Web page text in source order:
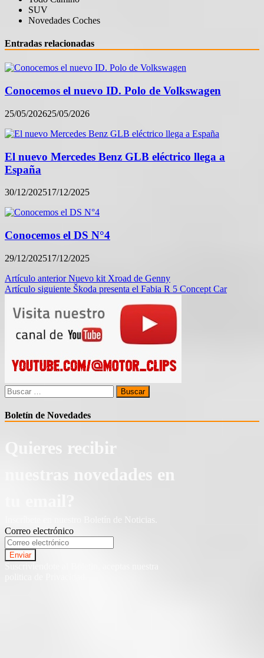
SUV
Novedades Coches
Entradas relacionadas
Conocemos el nuevo ID. Polo de Volkswagen
25/05/202625/05/2026
El nuevo Mercedes Benz GLB eléctrico llega a
España
30/12/202517/12/2025
Conocemos el DS N°4
29/12/202517/12/2025
Navegación
de
entradas
Artículo anterior Nuevo kit Xroad de Genny
Artículo siguiente Škoda presenta el Fabia R 5 Concept Car
Buscar:
Boletín de Novedades
Quieres recibir
nuestras novedades en
Inscríbete en nuestro Boletín de Noticias.
Correo electrónico